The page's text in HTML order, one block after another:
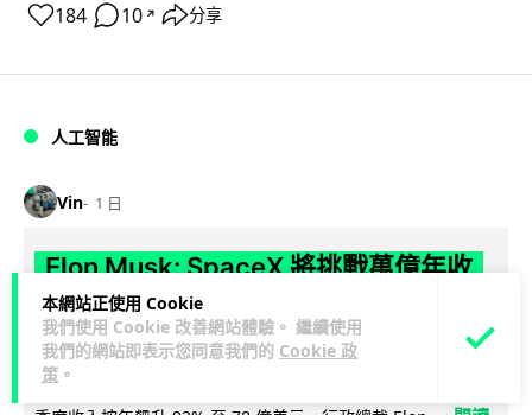
本網站正使用 Cookie
我們使用 Cookie 改善網站體驗。 繼續使用
我們的網站即表示您同意我們的 Cookie 政
策 。
184 10 ↗ 分享
人工智能
Vin 1 日
Elon Musk: SpaceX 將挑戰萬億年收
入 目標明年數據中心上太空 Starlink 覆
蓋全球170國
SpaceX 公佈最新第二季業績，受惠 Starlink 與 AI 業務帶動，